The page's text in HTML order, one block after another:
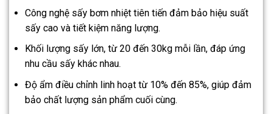
Công nghệ sấy bơm nhiệt tiên tiến đảm bảo hiệu suất
sấy cao và tiết kiệm năng lượng.
Khối lượng sấy lớn, từ 20 đến 30kg mỗi lần, đáp ứng
nhu cầu sấy khác nhau.
Độ ẩm điều chỉnh linh hoạt từ 10% đến 85%, giúp đảm
bảo chất lượng sản phẩm cuối cùng.